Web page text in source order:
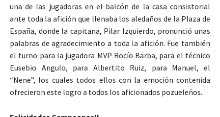
una de las jugadoras en el balcón de la casa consistorial
ante toda la afición que llenaba los aledaños de la Plaza de
España, donde la capitana, Pilar Izquierdo, pronunció unas
palabras de agradecimiento a toda la afición. Fue también
el turno para la jugadora MVP Rocío Barba, para el técnico
Eusebio Angulo, para Albertito Ruiz, para Manuel, el
“Nene”, los cuales todos ellos con la emoción contenida
ofrecieron este logro a todos los aficionados pozueleños.